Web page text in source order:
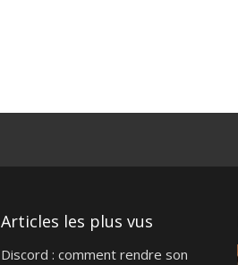
Articles les plus vus
Discord : comment rendre son